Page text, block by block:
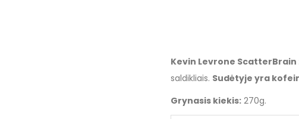
Kevin Levrone ScatterBrain
saldikliais. Sudėtyje yra
Grynasis kiekis: 270g.